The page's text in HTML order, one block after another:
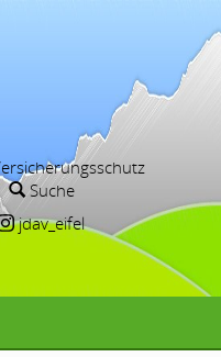
Suche
jdav_eifel